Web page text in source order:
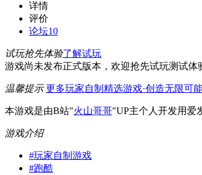
详情
评价
论坛10
试玩抢先体验了解试玩
游戏尚未发布正式版本，欢迎抢先试玩测试体
温馨提示 更多玩家自制精选游戏·创造无限可
本游戏是由B站"火山哥哥"UP主个人开发用爱
游戏介绍
#玩家自制游戏
#跑酷